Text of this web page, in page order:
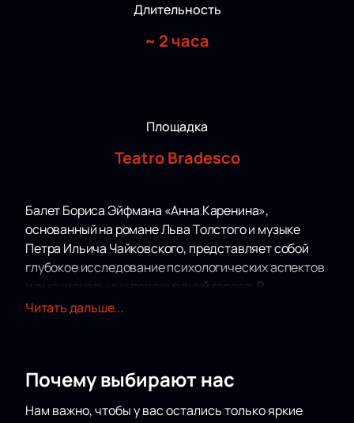
Длительность
~ 2 часа
Площадка
Teatro Bradesco
Балет Бориса Эйфмана «Анна Каренина»,
основанный на романе Льва Толстого и музыке
Петра Ильича Чайковского, представляет собой
глубокое исследование психологических аспектов
и эмоциональных переживаний героев. В
гастрольной постановке театра балета Б. Эйфмана
сосредоточился на передаче внутренней драмы
и для современного зрителя.
Читать дальше...
Почему выбирают нас
Нам важно, чтобы у вас остались только яркие